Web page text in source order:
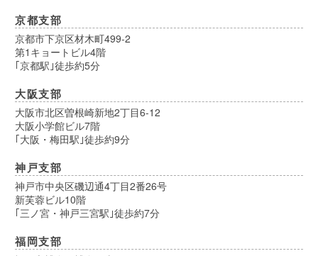
京都支部
京都市下京区材木町499-2
第1キョートビル4階
｢京都駅｣徒歩約5分
大阪支部
大阪市北区曽根崎新地2丁目6-12
大阪小学館ビル7階
｢大阪・梅田駅｣徒歩約9分
神戸支部
神戸市中央区磯辺通4丁目2番26号
新芙蓉ビル10階
｢三ノ宮・神戸三宮駅｣徒歩約7分
福岡支部